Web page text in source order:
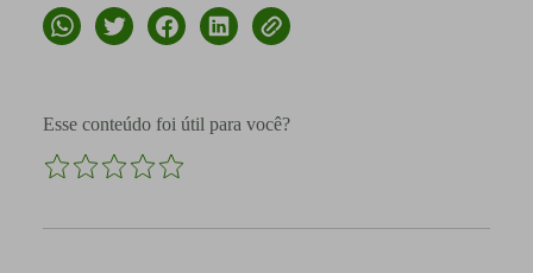
Esse conteúdo foi útil para você?